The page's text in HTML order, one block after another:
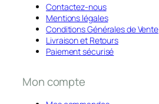
Contactez-nous
Mentions légales
Conditions Générales de Vente
Livraison et Retours
Paiement sécurisé
Mon compte